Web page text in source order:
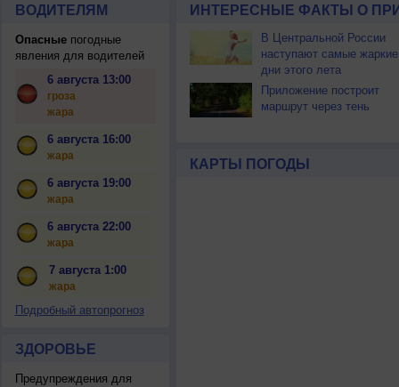
ВОДИТЕЛЯМ
Опасныепогодные
явления для водителей
6 августа 13:00
гроза
жара
6 августа 16:00
жара
6 августа 19:00
жара
6 августа 22:00
жара
7 августа 1:00
жара
Подробный автопрогноз
ЗДОРОВЬЕ
Предупреждения для
ИНТЕРЕСНЫЕ ФАКТЫ О
В Центральной России
наступают самые жаркие
дни этого лета
Приложение построит
маршрут через тень
КАРТЫ ПОГОДЫ